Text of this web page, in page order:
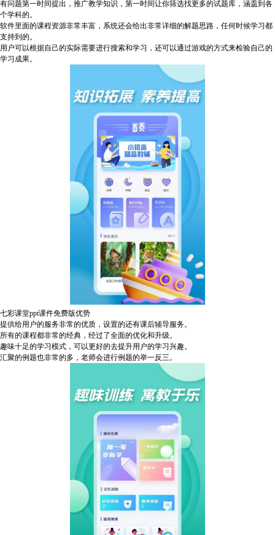
有问题第一时间提出，推广教学知识，第一时间让你筛选找更多的试题库，涵盖到各
个学科的。
软件里面的课程资源非常丰富，系统还会给出非常详细的解题思路，任何时候学习都
支持到的。
用户可以根据自己的实际需要进行搜索和学习，还可以通过游戏的方式来检验自己的
学习成果。
七彩课堂ppt课件免费版优势
提供给用户的服务非常的优质，设置的还有课后辅导服务。
所有的课程都非常的经典，经过了全面的优化和升级。
趣味十足的学习模式，可以更好的去提升用户的学习兴趣。
汇聚的例题也非常的多，老师会进行例题的举一反三。